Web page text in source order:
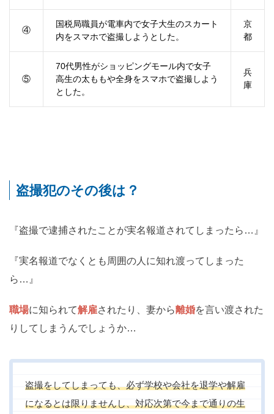
④
国税局職員が電車内で女子大生のスカート
内をスマホで盗撮しようとした。
京
都
⑤
70代男性がショッピングモール内で女子
高生の太ももや全身をスマホで盗撮しよう
とした。
兵
庫
盗撮犯のその後は？
『盗撮で逮捕されたことが実名報道されてしまったら…』
『実名報道でなくとも周囲の人に知れ渡ってしまった
ら…』
職場に知られて解雇されたり、妻から離婚を言い渡された
りしてしまうんでしょうか…
盗撮をしてしまっても、必ず学校や会社を退学や解雇
になるとは限りませんし、対応次第で今まで通りの生